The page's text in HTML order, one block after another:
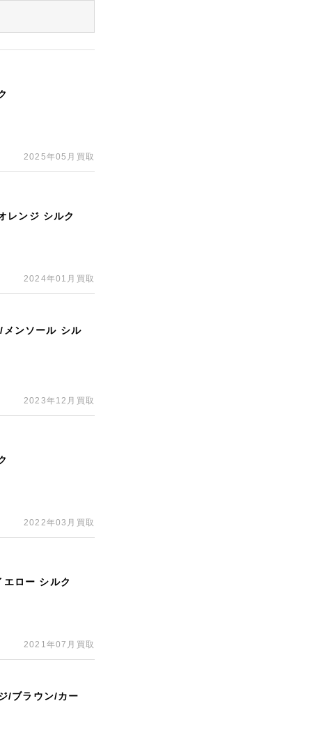
2025年05月買取
レンジ シルク
2024年01月買取
メンソール シル
2023年12月買取
2022年03月買取
ロー シルク
2021年07月買取
/ブラウン/カー